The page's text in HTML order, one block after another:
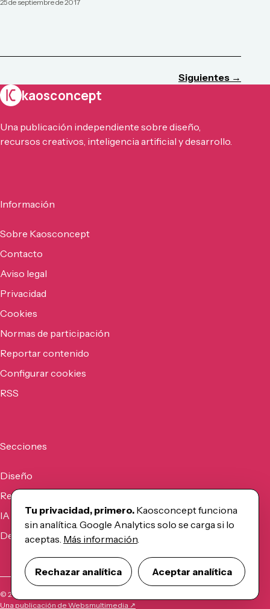
25 de septiembre de 2017
Siguientes →
kaosconcept
Una publicación independiente sobre diseño,
recursos creativos, inteligencia artificial y desarrollo.
Información
Sobre Kaosconcept
Contacto
Aviso legal
Privacidad
Cookies
Normas de participación
Reportar contenido
Configurar cookies
RSS
Secciones
Diseño
Recursos
IA
Desarrollo
© 2026
Una publicación de Websmultimedia ↗
Tu privacidad, primero. Kaosconcept funciona
sin analítica. Google Analytics solo se carga si lo
aceptas. Más información.
Rechazar analítica Aceptar analítica